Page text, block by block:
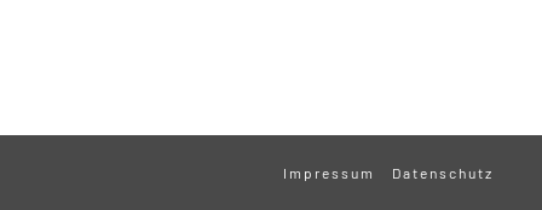
Impressum Datenschutz